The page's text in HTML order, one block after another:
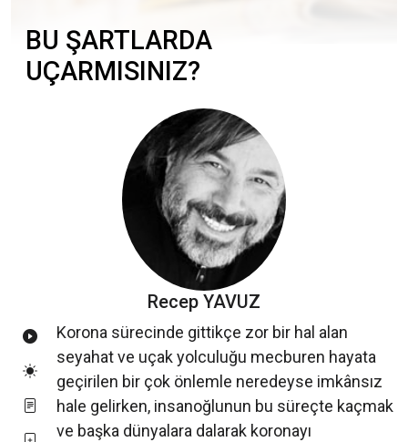
BU ŞARTLARDA
UÇARMISINIZ?
Recep YAVUZ
Korona sürecinde gittikçe zor bir hal alan
seyahat ve uçak yolculuğu mecburen hayata
geçirilen bir çok önlemle neredeyse imkânsız
hale gelirken, insanoğlunun bu süreçte kaçmak
ve başka dünyalara dalarak koronayı